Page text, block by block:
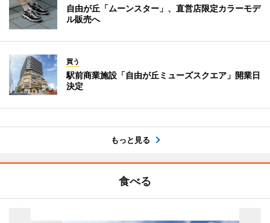
自由が丘「ムーンスター」、直営店限定カラーモデ
ル販売へ
買う
駅前商業施設「自由が丘ミューズスクエア」開業日
決定
もっと見る
食べる